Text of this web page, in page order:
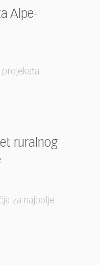
Alpe-
projekata
ruralnog
za najbolje